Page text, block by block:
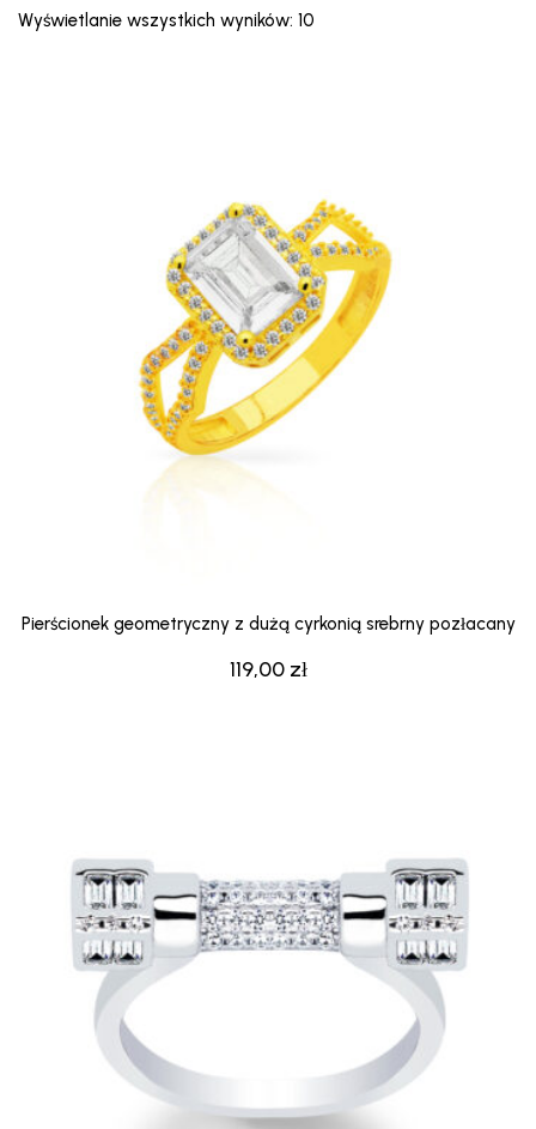
Wyświetlanie wszystkich wyników: 10
119,00 zł
Pierścionek geometryczny z dużą cyrkonią srebrny pozłacany